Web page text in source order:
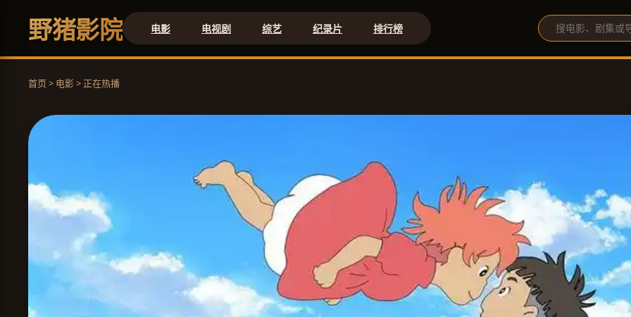
野猪影院 电影 电视剧 综艺 纪录片 排行榜
首页 > 电影 > 正在热播